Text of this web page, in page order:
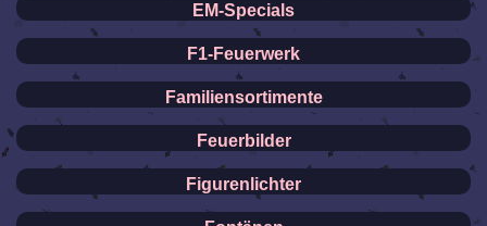
EM-Specials
F1-Feuerwerk
Familiensortimente
Feuerbilder
Figurenlichter